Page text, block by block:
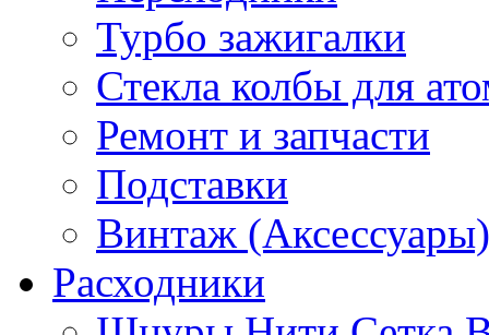
Турбо зажигалки
Стекла колбы для
Ремонт и запчасти
Подставки
Винтаж (Аксессуары)
Расходники